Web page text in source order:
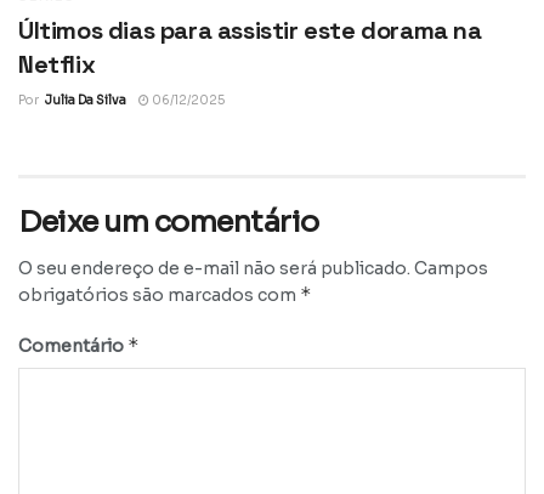
Últimos dias para assistir este dorama na
Netflix
Por Julia Da Silva 06/12/2025
Deixe um comentário
O seu endereço de e-mail não será publicado. Campos
obrigatórios são marcados com *
Comentário *